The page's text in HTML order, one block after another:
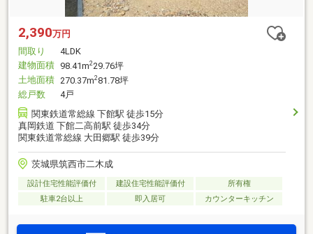
2,390万円
間取り
4LDK
建物面積 98.41m229.76坪
土地面積 270.37m281.78坪
総戸数
4戸
関東鉄道常総線 下館駅 徒歩15分
真岡鉄道 下館二高前駅 徒歩34分
関東鉄道常総線 大田郷駅 徒歩39分
茨城県筑西市二木成
設計住宅性能評価付 建設住宅性能評価付
所有権
駐車2台以上
即入居可 カウンターキッチン